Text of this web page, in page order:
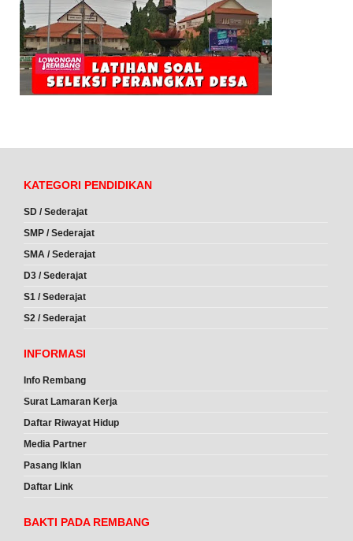
KATEGORI PENDIDIKAN
SD / Sederajat
SMP / Sederajat
SMA / Sederajat
D3 / Sederajat
S1 / Sederajat
S2 / Sederajat
INFORMASI
Info Rembang
Surat Lamaran Kerja
Daftar Riwayat Hidup
Media Partner
Pasang Iklan
Daftar Link
BAKTI PADA REMBANG